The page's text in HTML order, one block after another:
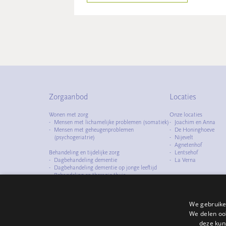
Zorgaanbod
Wonen met zorg
Mensen met lichamelijke problemen (somatiek)
Mensen met geheugenproblemen
(psychogeriatrie)
Behandeling en tijdelijke zorg
Dagbehandeling dementie
Dagbehandeling dementie op jonge leeftijd
Behandeling en therapie thuis
Locaties
Onze locaties
Joachim en Anna
De Honinghoeve
Nijevelt
Agnetenhof
Lentsehof
La Verna
We
We delen
deze